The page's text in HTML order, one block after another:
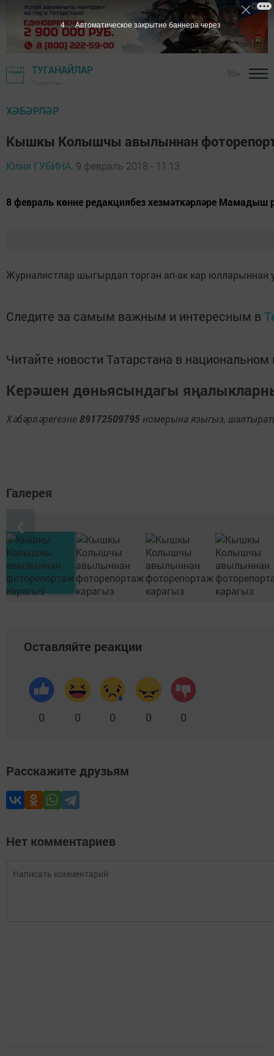
ТУГАНАЙЛАР
ХӘБӘРЛӘР
Кышкы Колышчы авылыннан
Юлия ГУБИНА, 9 февраль 2018 - 11:13
8 февраль көнне редакциябез хезмәткәрләре
Журналистлар шыгырдап торган ап-ак кар юлларыннан
Следите за самым важным и интересным в
Читайте новости Татарстана в
Керәшен дөньясындагы
Хәбәрләрегезне 89172509795 номерына языгыз,
Галерея
Оставляйте реакции
0 0 0 0 0
Расскажите друзьям
Нет комментариев
3 Автоматическое закрытие баннера через